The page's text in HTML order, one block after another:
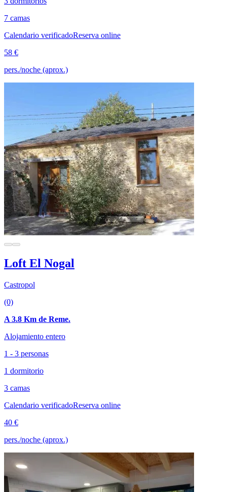
7 camas
Calendario verificadoReserva online
58 €
pers./noche (aprox.)
Loft El Nogal
Castropol
(0)
A 3.8 Km de Reme.
Alojamiento entero
1 - 3 personas
1 dormitorio
3 camas
Calendario verificadoReserva online
40 €
pers./noche (aprox.)